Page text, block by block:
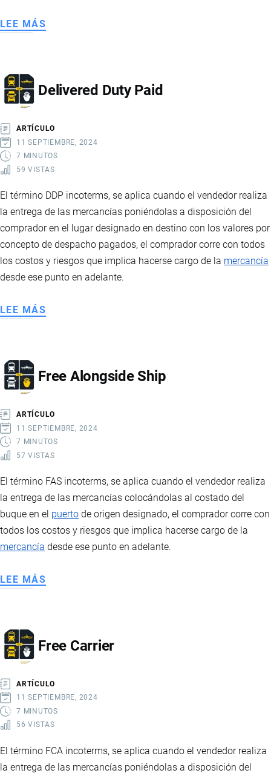
LEE MÁS
Delivered Duty Paid
ARTÍCULO
11 SEPTIEMBRE, 2024
7 MINUTOS
59 VISTAS
El término DDP incoterms, se aplica cuando el vendedor realiza
la entrega de las mercancías poniéndolas a disposición del
comprador en el lugar designado en destino con los valores por
concepto de despacho pagados, el comprador corre con todos
los costos y riesgos que implica hacerse cargo de la mercancía
desde ese punto en adelante.
LEE MÁS
Free Alongside Ship
ARTÍCULO
11 SEPTIEMBRE, 2024
7 MINUTOS
57 VISTAS
El término FAS incoterms, se aplica cuando el vendedor realiza
la entrega de las mercancías colocándolas al costado del
buque en el puerto de origen designado, el comprador corre con
todos los costos y riesgos que implica hacerse cargo de la
mercancía desde ese punto en adelante.
LEE MÁS
Free Carrier
ARTÍCULO
11 SEPTIEMBRE, 2024
7 MINUTOS
56 VISTAS
El término FCA incoterms, se aplica cuando el vendedor realiza
la entrega de las mercancías poniéndolas a disposición del